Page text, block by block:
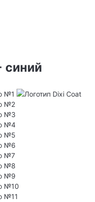
синий